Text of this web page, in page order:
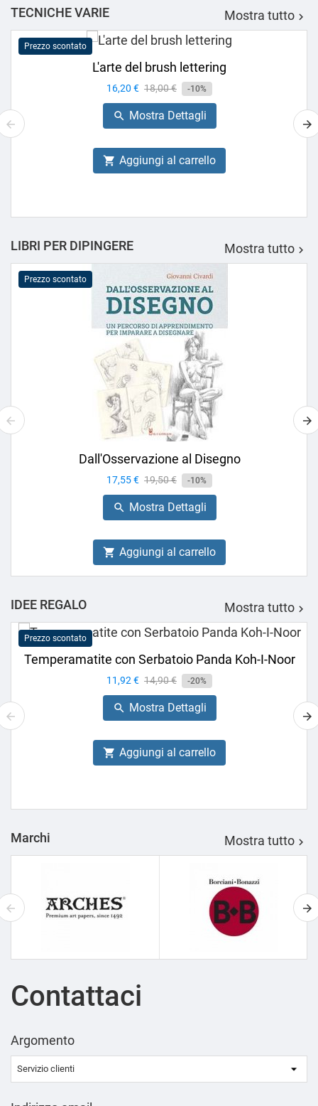
TECNICHE VARIE Mostra tutto 
Prezzo scontato
L'arte del brush lettering
Prezzo
16,20 € Prezzo
base
18,00 € -10%
 Mostra Dettagli
 Aggiungi al carrello
LIBRI PER DIPINGERE Mostra tutto 
Prezzo scontato
Dall'Osservazione al Disegno
Prezzo
17,55 € Prezzo
base
19,50 € -10%
 Mostra Dettagli
 Aggiungi al carrello
IDEE REGALO Mostra tutto 
Prezzo scontato
Temperamatite con Serbatoio Panda Koh-I-Noor
Prezzo
11,92 € Prezzo
base
14,90 € -20%
 Mostra Dettagli
 Aggiungi al carrello
Marchi Mostra tutto 
Contattaci
Argomento